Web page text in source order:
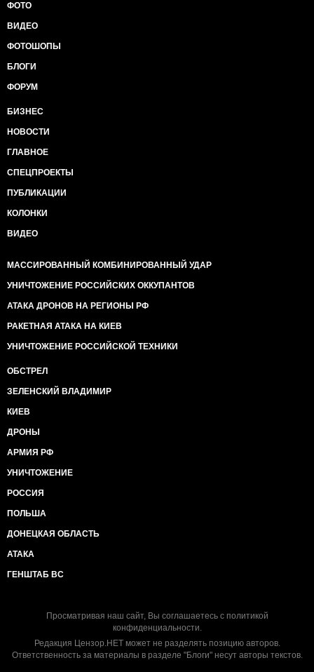
ФОТО
ВИДЕО
ФОТОШОПЫ
БЛОГИ
ФОРУМ
БИЗНЕС
НОВОСТИ
ГЛАВНОЕ
СПЕЦПРОЕКТЫ
ПУБЛИКАЦИИ
КОЛОНКИ
ВИДЕО
МАССИРОВАННЫЙ КОМБИНИРОВАННЫЙ УДАР
УНИЧТОЖЕНИЕ РОССИЙСКИХ ОККУПАНТОВ
АТАКА ДРОНОВ НА РЕГИОНЫ РФ
РАКЕТНАЯ АТАКА НА КИЕВ
УНИЧТОЖЕНИЕ РОССИЙСКОЙ ТЕХНИКИ
ОБСТРЕЛ
ЗЕЛЕНСКИЙ ВЛАДИМИР
КИЕВ
ДРОНЫ
АРМИЯ РФ
УНИЧТОЖЕНИЕ
РОССИЯ
ПОЛЬША
ДОНЕЦКАЯ ОБЛАСТЬ
АТАКА
ГЕНШТАБ ВС
Просматривая наш сайт, Вы соглашаетесь с политикой
конфиденциальности.
Редакция Цензор.НЕТ может не разделять позицию авторов.
Ответственность за материалы в разделе "Блоги" несут авторы текстов.